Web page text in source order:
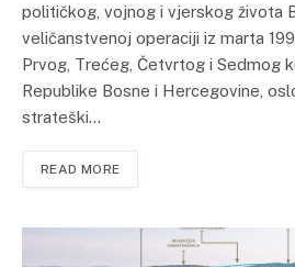
političkog, vojnog i vjerskog života
veličanstvenoj operaciji iz marta
Prvog, Trećeg, Četvrtog i Sedmog
Republike Bosne i Hercegovine,
strateški…
READ MORE